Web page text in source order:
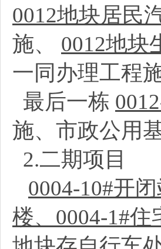
0012地块居民
施、 0012地块
一同办理工程
最后一栋
施、市政公用
2.二期项目
0004-10#开
楼、0004-1#住